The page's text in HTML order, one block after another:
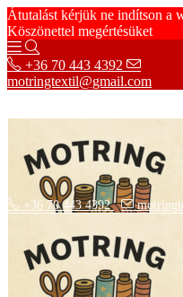
Átutalást kérjük ne indítson a
Köszönettel megértésüket
+36 70 443 4392
motringtextil@gmail.com
+36 70 443 4392